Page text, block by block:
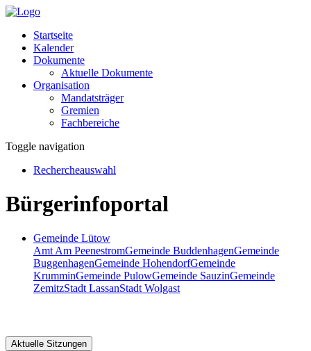
Startseite
Kalender
Dokumente
Aktuelle Dokumente
Organisation
Mandatsträger
Gremien
Fachbereiche
Toggle navigation
Rechercheauswahl
Bürgerinfoportal
Gemeinde Lütow
Amt Am PeenestromGemeinde BuddenhagenGemeinde
BuggenhagenGemeinde HohendorfGemeinde
KrumminGemeinde PulowGemeinde SauzinGemeinde
ZemitzStadt LassanStadt Wolgast
Aktuelle Sitzungen